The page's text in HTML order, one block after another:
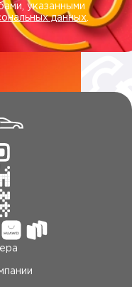
указанными
данных